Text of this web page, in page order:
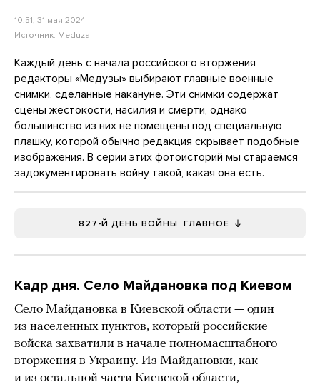
10:51, 31 мая 2024
Источник: Meduza
Каждый день с начала российского вторжения
редакторы «Медузы» выбирают главные военные
снимки, сделанные накануне. Эти снимки содержат
сцены жестокости, насилия и смерти, однако
большинство из них не помещены под специальную
плашку, которой обычно редакция скрывает подобные
изображения. В серии этих фотоисторий мы стараемся
задокументировать войну такой, какая она есть.
827-Й ДЕНЬ ВОЙНЫ. ГЛАВНОЕ
Кадр дня. Село Майдановка под Киевом
Село Майдановка в Киевской области — один
из населенных пунктов, который российские
войска захватили в начале полномасштабного
вторжения в Украину. Из Майдановки, как
и из остальной части Киевской области,